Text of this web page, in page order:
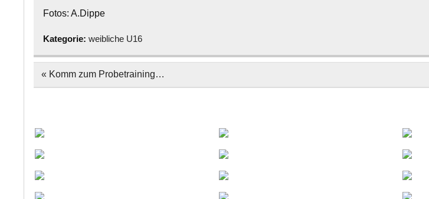
Fotos: A.Dippe
Kategorie:weibliche U16
Beitragsnavigation
« Komm zum Probetraining…